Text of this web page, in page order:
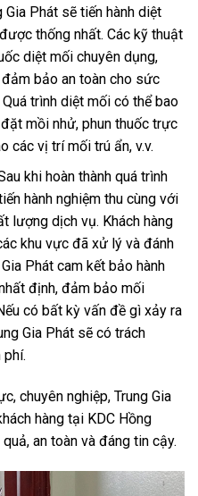
Gia Phát sẽ tiến hành diệt
thống nhất. Các kỹ thuật
diệt mối chuyên dụng,
bảo an toàn cho sức
trình diệt mối có thể bao
mồi nhử, phun thuốc trực
các vị trí mối trú ẩn, v.v.
khi hoàn thành quá trình
hành nghiệm thu cùng với
lượng dịch vụ. Khách hàng
khu vực đã xử lý và đánh
Phát cam kết bảo hành
định, đảm bảo mối
có bất kỳ vấn đề gì xảy ra
Gia Phát sẽ có trách
chuyên nghiệp, Trung Gia
hàng tại KDC Hồng
an toàn và đáng tin cậy.